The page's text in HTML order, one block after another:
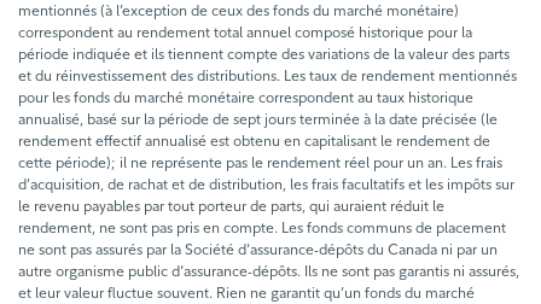
mentionnés (à l’exception de ceux des fonds du marché monétaire)
correspondent au rendement total annuel composé historique pour la
période indiquée et ils tiennent compte des variations de la valeur des parts
et du réinvestissement des distributions. Les taux de rendement mentionnés
pour les fonds du marché monétaire correspondent au taux historique
annualisé, basé sur la période de sept jours terminée à la date précisée (le
rendement effectif annualisé est obtenu en capitalisant le rendement de
cette période); il ne représente pas le rendement réel pour un an. Les frais
d’acquisition, de rachat et de distribution, les frais facultatifs et les impôts sur
le revenu payables par tout porteur de parts, qui auraient réduit le
rendement, ne sont pas pris en compte. Les fonds communs de placement
ne sont pas assurés par la Société d'assurance-dépôts du Canada ni par un
autre organisme public d'assurance-dépôts. Ils ne sont pas garantis ni assurés,
et leur valeur fluctue souvent. Rien ne garantit qu’un fonds du marché